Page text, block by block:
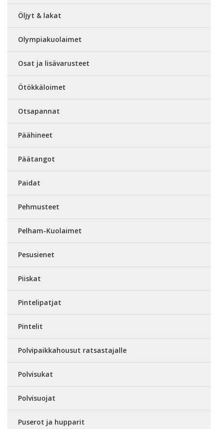
Öljyt & lakat
Olympiakuolaimet
Osat ja lisävarusteet
Ötökkäloimet
Otsapannat
Päähineet
Päätangot
Paidat
Pehmusteet
Pelham-Kuolaimet
Pesusienet
Piiskat
Pintelipatjat
Pintelit
Polvipaikkahousut ratsastajalle
Polvisukat
Polvisuojat
Puserot ja hupparit